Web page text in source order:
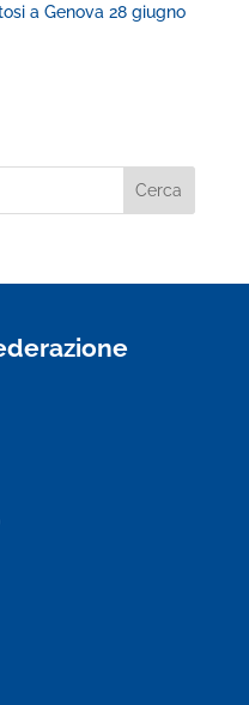
a Genova 28 giugno